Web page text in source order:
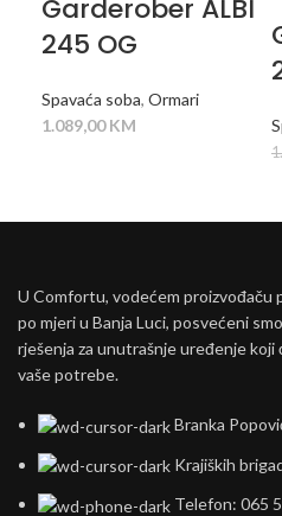
Garderober ALBI
245 OG
Spavaća soba, Ormari
1.089,00KM
U Comfortu, vodećem proizvođaču
po mjeri u Banja Luci, posvećeni
rješenja za unutrašnje uređenje koji
vaše potrebe.
Branka
Krajiških
Telefon: 065